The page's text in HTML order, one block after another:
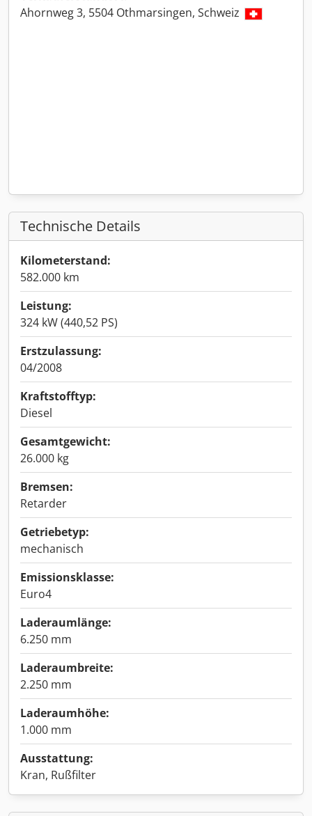
Ahornweg 3, 5504 Othmarsingen, Schweiz
Technische Details
Kilometerstand:
582.000 km
Leistung:
324 kW (440,52 PS)
Erstzulassung:
04/2008
Kraftstofftyp:
Diesel
Gesamtgewicht:
26.000 kg
Bremsen:
Retarder
Getriebetyp:
mechanisch
Emissionsklasse:
Euro4
Laderaumlänge:
6.250 mm
Laderaumbreite:
2.250 mm
Laderaumhöhe:
1.000 mm
Ausstattung:
Kran, Rußfilter